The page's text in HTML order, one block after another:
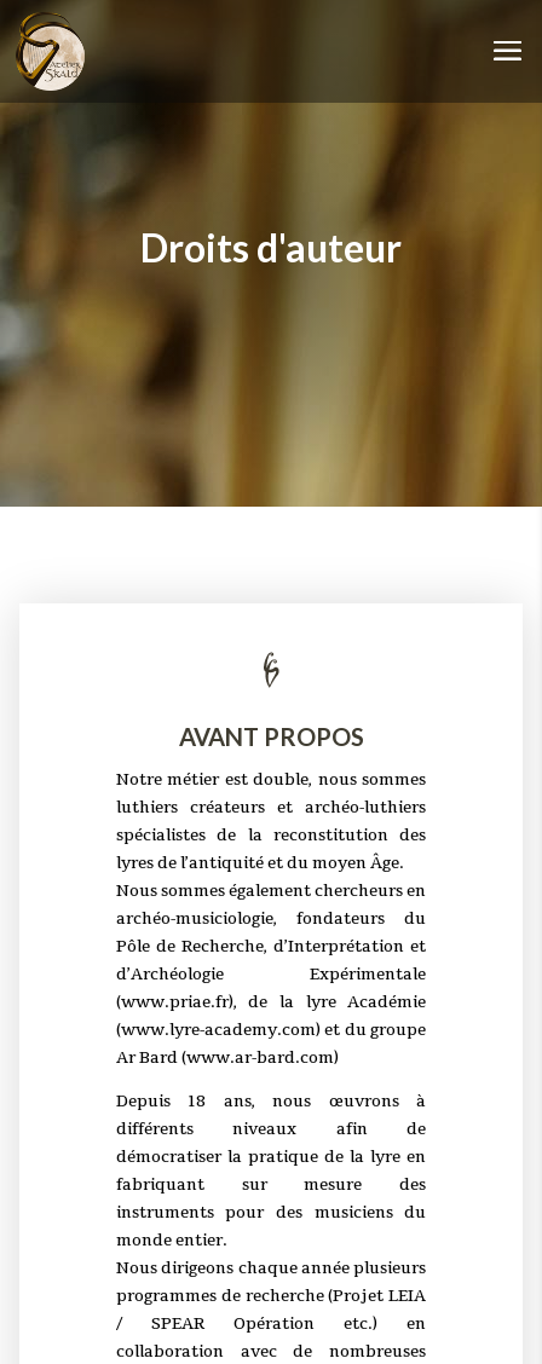
Droits d'auteur
AVANT PROPOS
Notre métier est double, nous sommes
luthiers créateurs et archéo-luthiers
spécialistes de la reconstitution des
lyres de l’antiquité et du moyen Âge.
Nous sommes également chercheurs en
archéo-musiciologie, fondateurs du
Pôle de Recherche, d’Interprétation et
d’Archéologie Expérimentale
(www.priae.fr), de la lyre Académie
(www.lyre-academy.com) et du groupe
Ar Bard (www.ar-bard.com)
Depuis 18 ans, nous œuvrons à
différents niveaux afin de
démocratiser la pratique de la lyre en
fabriquant sur mesure des
instruments pour des musiciens du
monde entier.
Nous dirigeons chaque année plusieurs
programmes de recherche (Projet LEIA
/ SPEAR Opération etc.) en
collaboration avec de nombreuses